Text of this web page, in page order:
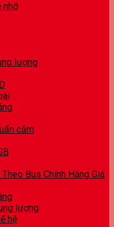
nhớ
lượng
cắm
Bus Chính Hãng Giá
lượng
hệ